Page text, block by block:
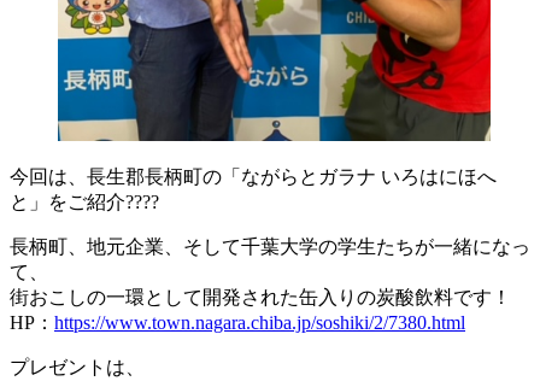
今回は、長生郡長柄町の「ながらとガラナ いろはにほへ
と」をご紹介????
長柄町、地元企業、そして千葉大学の学生たちが一緒になっ
て、
街おこしの一環として開発された缶入りの炭酸飲料です！
HP： https://www.town.nagara.chiba.jp/soshiki/2/7380.html
プレゼントは、